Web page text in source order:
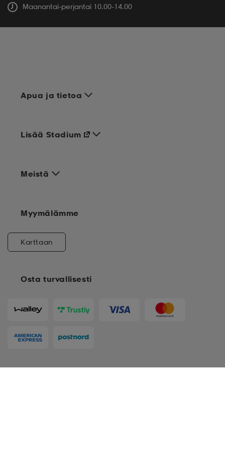
Maanantai-perjantai 10.00-14.00
Apua ja tietoa
Meistä
Osta turvallisesti
Lisää Stadium
Myymälämme
Karttaan